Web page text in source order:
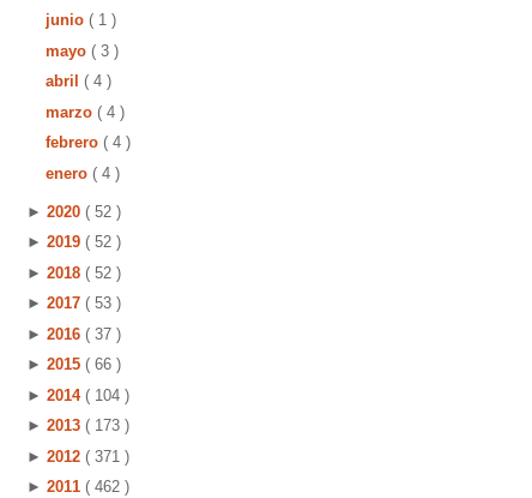
junio ( 1 )
mayo ( 3 )
abril ( 4 )
marzo ( 4 )
febrero ( 4 )
enero ( 4 )
► 2020 ( 52 )
► 2019 ( 52 )
► 2018 ( 52 )
► 2017 ( 53 )
► 2016 ( 37 )
► 2015 ( 66 )
► 2014 ( 104 )
► 2013 ( 173 )
► 2012 ( 371 )
► 2011 ( 462 )